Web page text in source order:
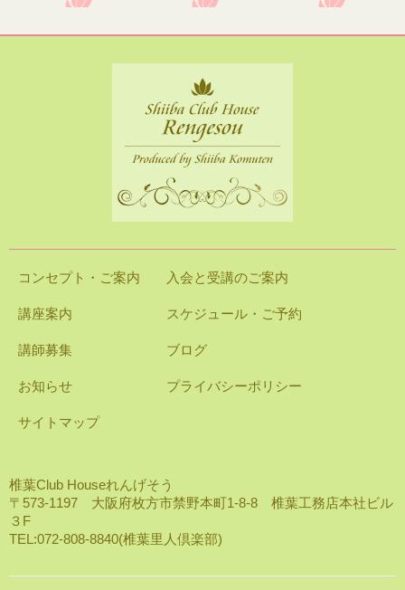
コンセプト・ご案内 入会と受講のご案内
講座案内 スケジュール・ご予約
講師募集 ブログ
お知らせ プライバシーポリシー
サイトマップ
椎葉Club Houseれんげそう
〒573-1197 大阪府枚方市禁野本町1-8-8 椎葉工務店本社ビル
３F
TEL:072-808-8840(椎葉里人倶楽部)